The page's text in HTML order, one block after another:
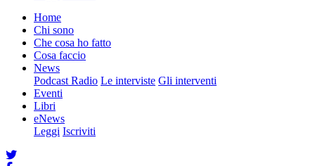
Home
Chi sono
Che cosa ho fatto
Cosa faccio
News
Podcast Radio Le interviste Gli interventi
Eventi
Libri
eNews
Leggi Iscriviti